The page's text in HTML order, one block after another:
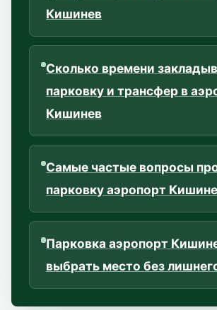
Кишинев
Сколько времени
парковку и трансфер в
Кишинев
Самые частые вопросы
парковку аэропорт
Парковка аэропорт
выбрать место без